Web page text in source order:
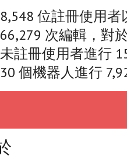
8,548 位註冊使用
66,279 次編輯，對
未註冊使用者進行
30 個機器人進行